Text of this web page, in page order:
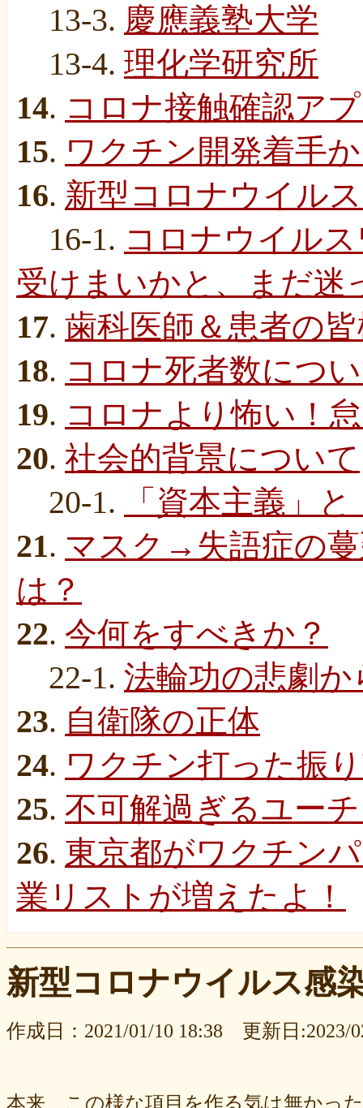
13-3. 慶應義塾大学
13-4. 理化学研究所
14. コロナ接触確認ア
15. ワクチン開発着手
16. 新型コロナウイル
16-1. コロナウイル
受けまいかと、まだ迷
17. 歯科医師＆患者の
18. コロナ死者数につ
19. コロナより怖い！
20. 社会的背景について
20-1.
「資本主義」
21. マスク→失語症の
は？
22. 今何をすべきか？
22-1. 法輪功の悲劇
23. 自衛隊の正体
24. ワクチン打った振
25. 不可解過ぎるユー
26. 東京都がワクチン
業リストが増えたよ！
新型コロナウイルス感
作成日：2021/01/10 18:38 更新日:2023/
本来、この様な項目を作る気は無かっ